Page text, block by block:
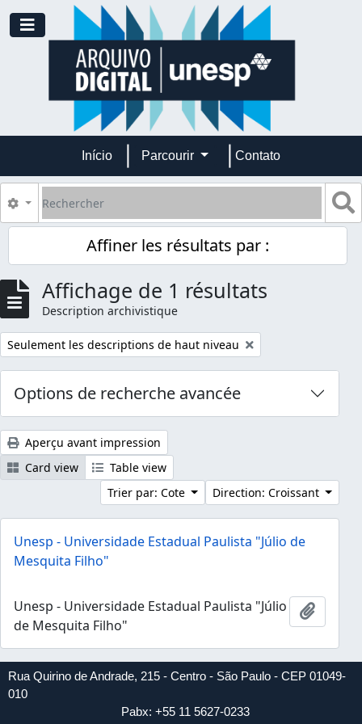
Skip to main content
Toggle navigation
Início Parcourir Contato
Rechercher
Search options
Affiner les résultats par :
Affichage de 1 résultats
Description archivistique
Remove filter:
Seulement les descriptions de haut niveau
Options de recherche avancée
Aperçu avant impression
Card view
Table view
Trier par: Cote
Direction: Croissant
Unesp - Universidade Estadual Paulista "Júlio de
Mesquita Filho"
Unesp - Universidade Estadual Paulista "Júlio
de Mesquita Filho"
Ajouter
Rua Quirino de Andrade, 215 - Centro - São Paulo - CEP 01049-
010
Pabx: +55 11 5627-0233